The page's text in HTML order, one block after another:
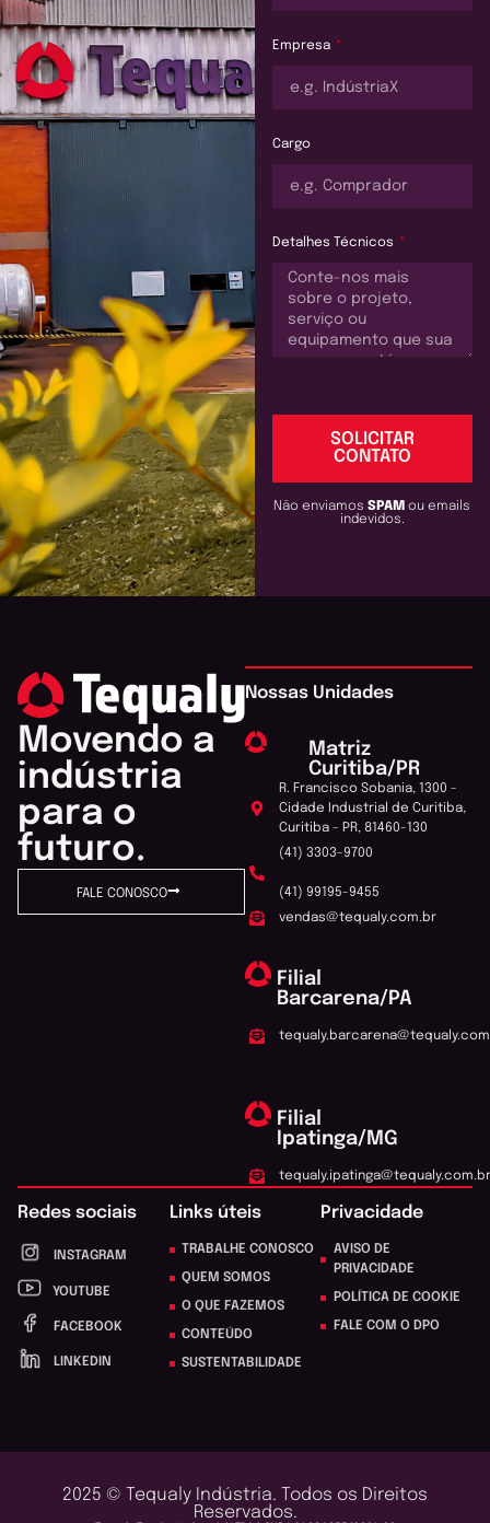
Empresa
Cargo
Detalhes Técnicos
SOLICITAR
CONTATO
Não enviamosSPAMou emails
indevidos.
Movendo a
indústria
para o
futuro.
FALE CONOSCO
Nossas Unidades
Matriz
Curitiba/PR
R. Francisco Sobania, 1300 -
Cidade Industrial de Curitiba,
Curitiba - PR, 81460-130
(41) 3303-9700
(41) 99195-9455
vendas@tequaly.com.br
Filial
Barcarena/PA
Filial
Ipatinga/MG
tequaly.ipatinga@tequaly.com.br
Redes sociais
INSTAGRAM
YOUTUBE
FACEBOOK
LINKEDIN
Links úteis
TRABALHE CONOSCO
QUEM SOMOS
O QUE FAZEMOS
CONTEÚDO
SUSTENTABILIDADE
Privacidade
AVISO DE
PRIVACIDADE
POLÍTICA DE COOKIE
FALE COM O DPO
2025 © Tequaly Indústria. Todos os Direitos
Reservados.